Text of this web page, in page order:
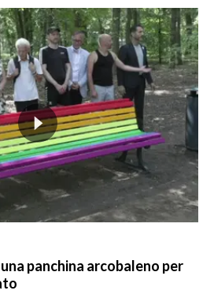
panchina arcobaleno per